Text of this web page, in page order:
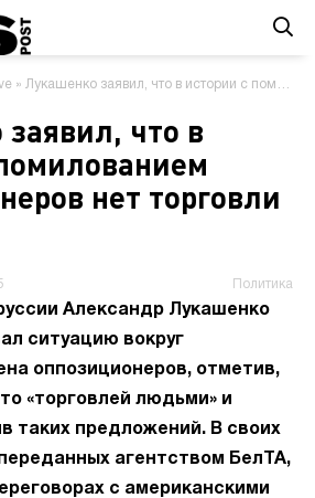
» Лукашенко заявил, что в истории с помилованием оппозиционеров нет торговли
что в
нет торговли
Политика
Александр Лукашенко
ситуацию вокруг
оппозиционеров, отметив,
«торговлей людьми» и
таких предложений. В своих
агентством БелТА,
с американскими